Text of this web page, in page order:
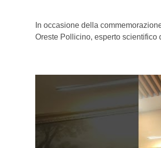
In occasione della
Oreste Pollicino, esperto scientifico